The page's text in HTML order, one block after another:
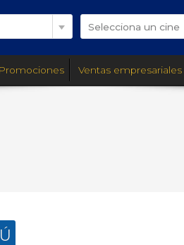
Selecciona un cine
Promociones Ventas empresariales